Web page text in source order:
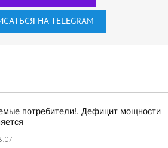
НА TELEGRAM
потребители!. Дефицит мощности